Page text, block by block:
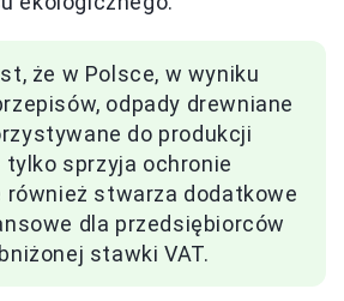
że w Polsce, w wyniku
odpady drewniane
do produkcji
tylko sprzyja ochronie
również stwarza dodatkowe
dla przedsiębiorców
stawki VAT.